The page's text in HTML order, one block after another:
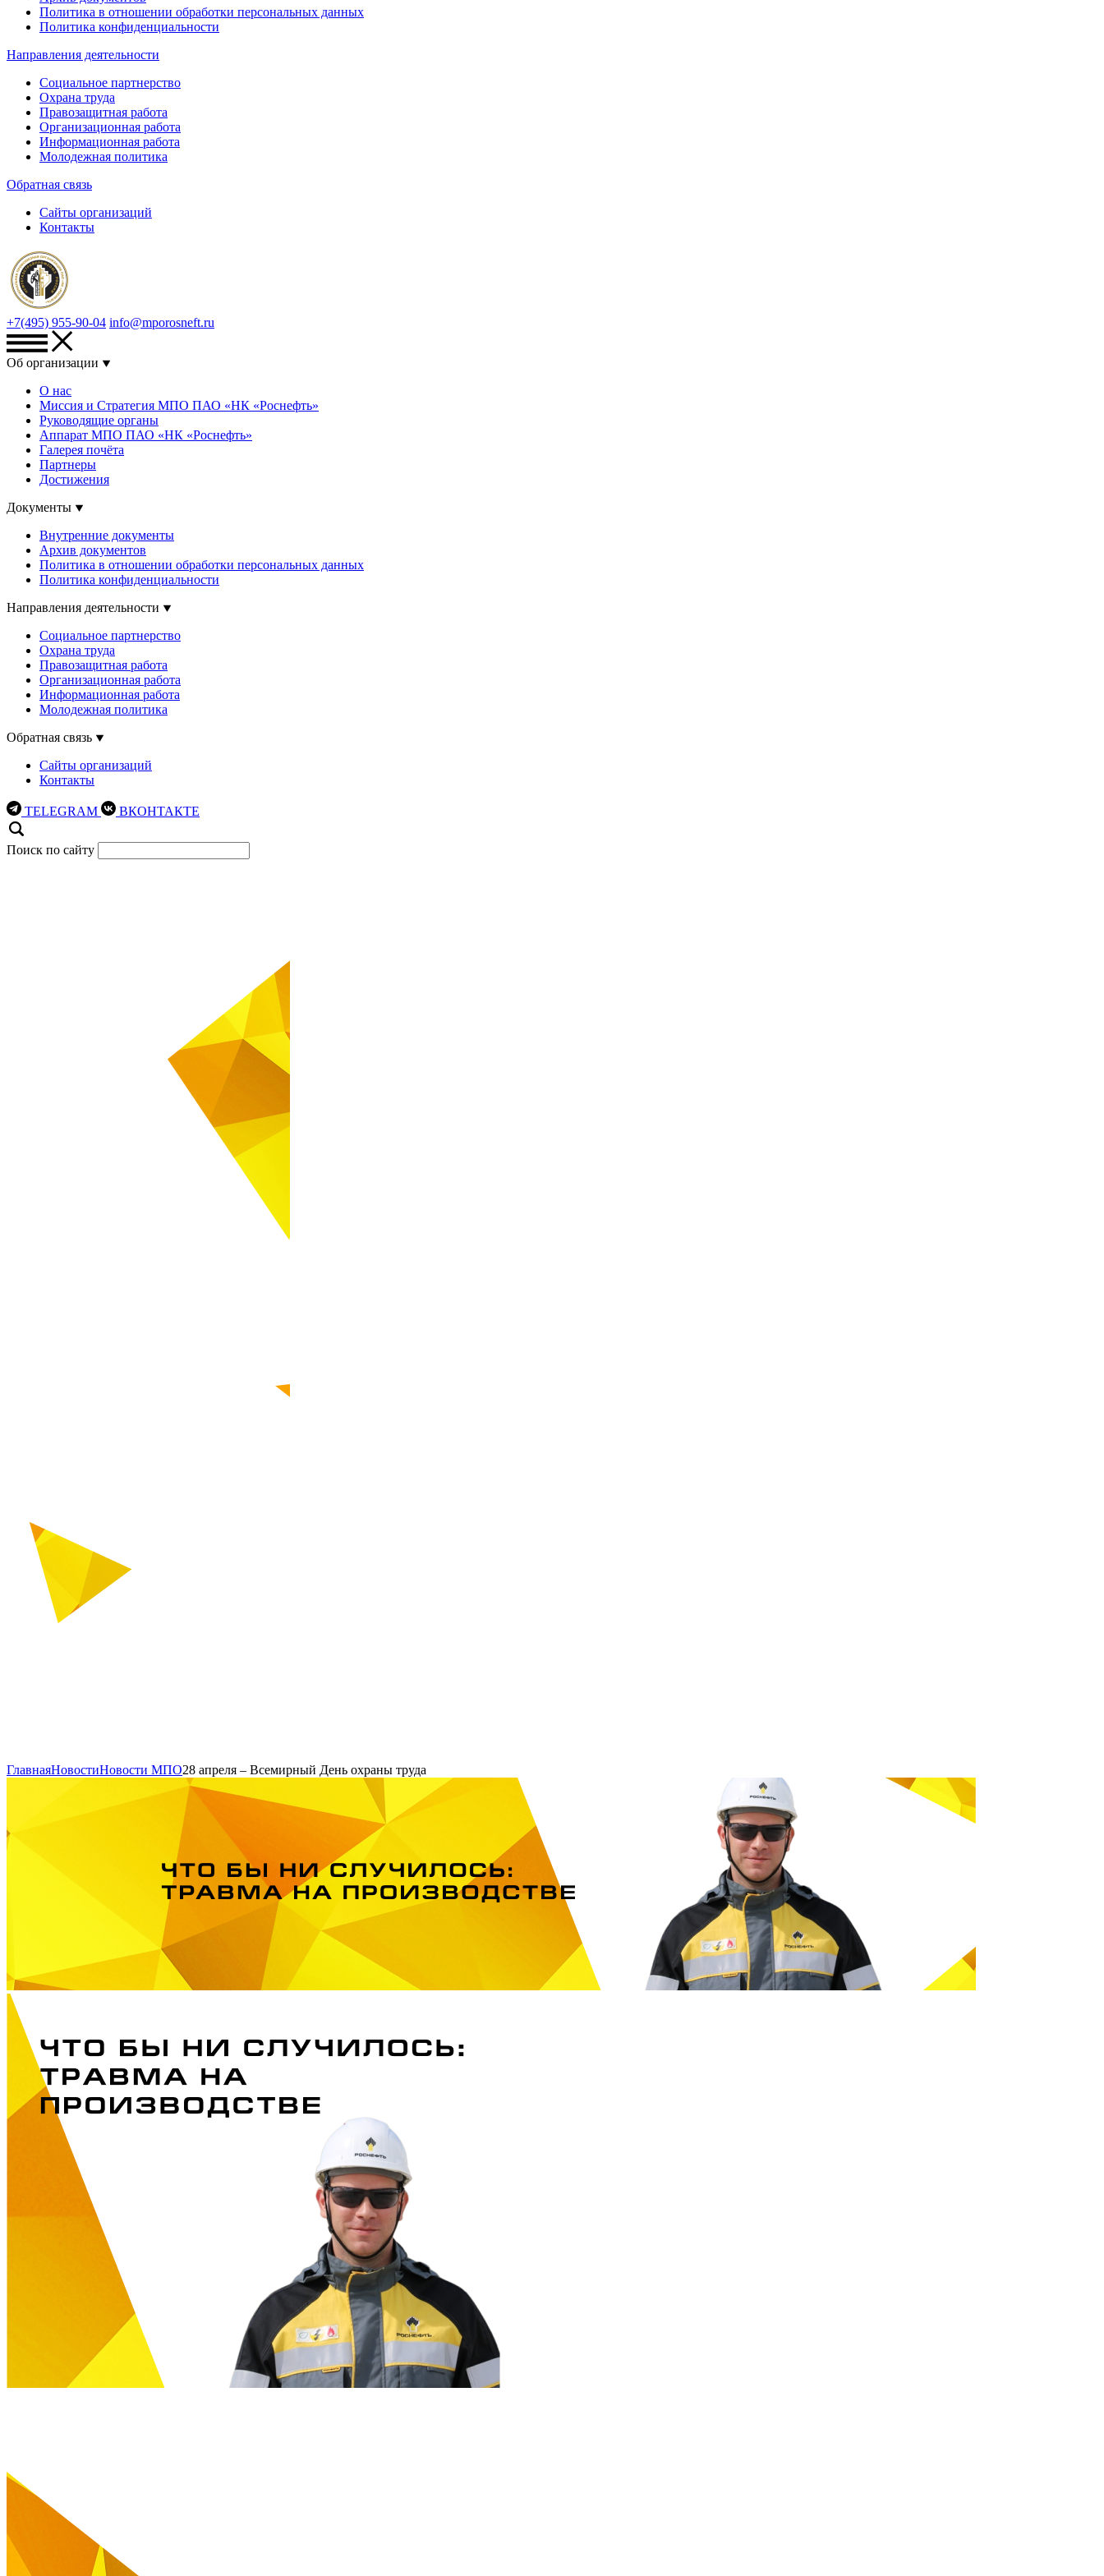
Политика в отношении обработки персональных данных
Политика конфиденциальности
Направления деятельности
Социальное партнерство
Охрана труда
Правозащитная работа
Организационная работа
Информационная работа
Молодежная политика
Обратная связь
Сайты организаций
Контакты
+7(495) 955-90-04 info@mporosneft.ru
Об организации
О нас
Миссия и Стратегия МПО ПАО «НК «Роснефть»
Руководящие органы
Аппарат МПО ПАО «НК «Роснефть»
Галерея почёта
Партнеры
Достижения
Документы
Внутренние документы
Архив документов
Политика в отношении обработки персональных данных
Политика конфиденциальности
Направления деятельности
Социальное партнерство
Охрана труда
Правозащитная работа
Организационная работа
Информационная работа
Молодежная политика
Обратная связь
Сайты организаций
Контакты
TELEGRAM ВКОНТАКТЕ
Поиск по сайту
ГлавнаяНовостиНовости МПО28 апреля – Всемирный День охраны труда